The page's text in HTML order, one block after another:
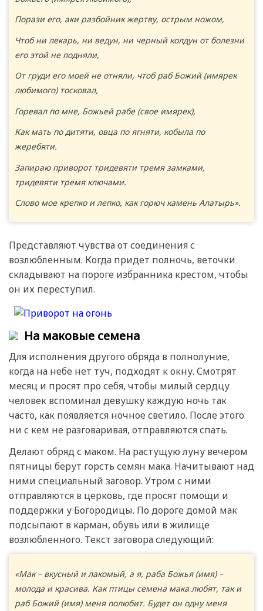
Порази его, аки разбойник жертву, острым ножом,
Чтоб ни лекарь, ни ведун, ни черный колдун от болезни
его этой не подняли,
От груди его моей не отняли, чтоб раб Божий (имярек
любимого) тосковал,
Горевал по мне, Божьей рабе (свое имярек),
Как мать по дитяти, овца по ягняти, кобыла по
жеребяти.
Запираю приворот тридевяти тремя замками,
тридевяти тремя ключами.
Слово мое крепко и лепко, как горюч камень Алатырь».
Представляют чувства от соединения с
возлюбленным. Когда придет полночь, веточки
складывают на пороге избранника крестом, чтобы
он их переступил.
На маковые семена
Для исполнения другого обряда в полнолуние,
когда на небе нет туч, подходят к окну. Смотрят
месяц и просят про себя, чтобы милый сердцу
человек вспоминал девушку каждую ночь так
часто, как появляется ночное светило. После этого
ни с кем не разговаривая, отправляются спать.
Делают обряд с маком. На растущую луну вечером
пятницы берут горсть семян мака. Начитывают над
ними специальный заговор. Утром с ними
отправляются в церковь, где просят помощи и
поддержки у Богородицы. По дороге домой мак
подсыпают в карман, обувь или в жилище
возлюбленного. Текст заговора следующий:
«Мак – вкусный и лакомый, а я, раба Божья (имя) –
молода и красива. Как птицы семена мака любят, так и
раб Божий (имя) меня полюбит. Будет он одну меня